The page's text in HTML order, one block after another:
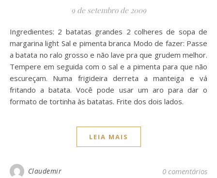
9 de setembro de 2009
Ingredientes: 2 batatas grandes 2 colheres de sopa de
margarina light Sal e pimenta branca Modo de fazer: Passe
a batata no ralo grosso e não lave pra que grudem melhor.
Tempere em seguida com o sal e a pimenta para que não
escureçam. Numa frigideira derreta a manteiga e vá
fritando a batata. Você pode usar um aro para dar o
formato de tortinha às batatas. Frite dos dois lados.
LEIA MAIS
Claudemir 0 comentários